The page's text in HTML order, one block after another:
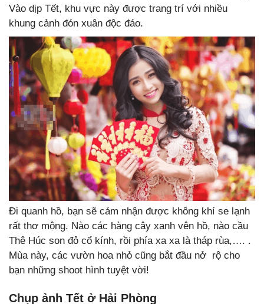
Vào dịp Tết, khu vực này được trang trí với nhiều
khung cảnh đón xuân độc đáo.
Đi quanh hồ, bạn sẽ cảm nhận được không khí se lạnh
rất thơ mộng. Nào các hàng cây xanh vên hồ, nào cầu
Thê Húc son đỏ cổ kính, rồi phía xa xa là tháp rùa,…. .
Mùa này, các vườn hoa nhỏ cũng bắt đầu nở rộ cho
bạn những shoot hình tuyệt vời!
Chụp ảnh Tết ở Hải Phòng